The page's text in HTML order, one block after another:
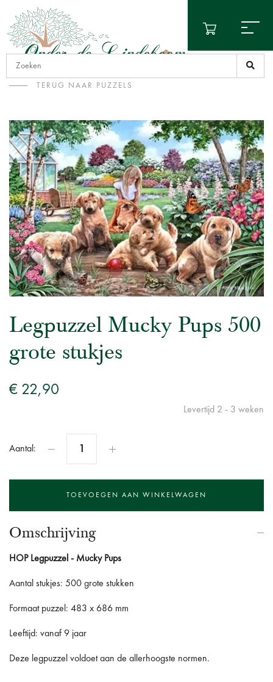
TERUG NAAR PUZZELS
Legpuzzel Mucky Pups 500
grote stukjes
€ 22,90
Levertijd 2 - 3 weken
Aantal:
Omschrijving
HOP Legpuzzel - Mucky Pups
Aantal stukjes: 500 grote stukken
Formaat puzzel: 483 x 686 mm
Leeftijd: vanaf 9 jaar
Deze legpuzzel voldoet aan de allerhoogste normen.